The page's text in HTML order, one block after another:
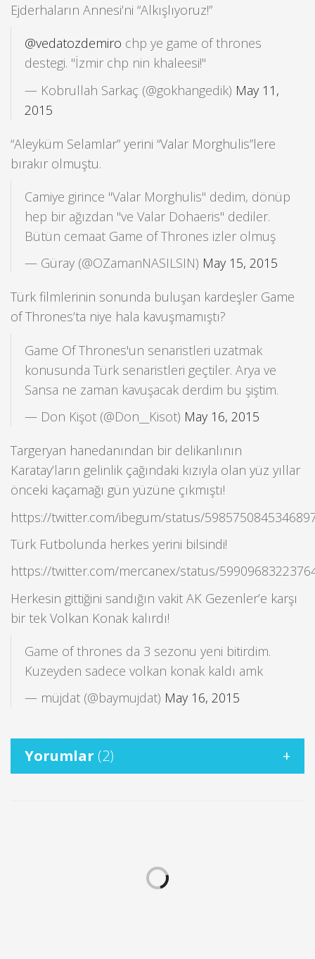
Ejderhaların Annesi’ni “Alkışlıyoruz!”
@vedatozdemiro chp ye game of thrones
destegi. "İzmir chp nin khaleesi!"
— Kobrullah Sarkaç (@gokhangedik) May 11,
2015
“Aleyküm Selamlar” yerini “Valar Morghulis”lere
bırakır olmuştu.
Camiye girince "Valar Morghulis" dedim, dönüp
hep bir ağızdan "ve Valar Dohaeris" dediler.
Bütün cemaat Game of Thrones izler olmuş
— Güray (@OZamanNASILSIN) May 15, 2015
Türk filmlerinin sonunda buluşan kardeşler Game
of Thrones’ta niye hala kavuşmamıştı?
Game Of Thrones'un senaristleri uzatmak
konusunda Türk senaristleri geçtiler. Arya ve
Sansa ne zaman kavuşacak derdim bu şiştim.
— Don Kişot (@Don__Kisot) May 16, 2015
Targeryan hanedanından bir delikanlının
Karatay’ların gelinlik çağındaki kızıyla olan yüz yıllar
önceki kaçamağı gün yüzüne çıkmıştı!
https://twitter.com/ibegum/status/
Türk Futbolunda herkes yerini bilsindi!
https://twitter.com/mercanex/status/
Herkesin gittiğini sandığın vakit AK Gezenler’e karşı
bir tek Volkan Konak kalırdı!
Game of thrones da 3 sezonu yeni bitirdim.
Kuzeyden sadece volkan konak kaldı amk
— müjdat (@baymujdat) May 16, 2015
Yorumlar (2)